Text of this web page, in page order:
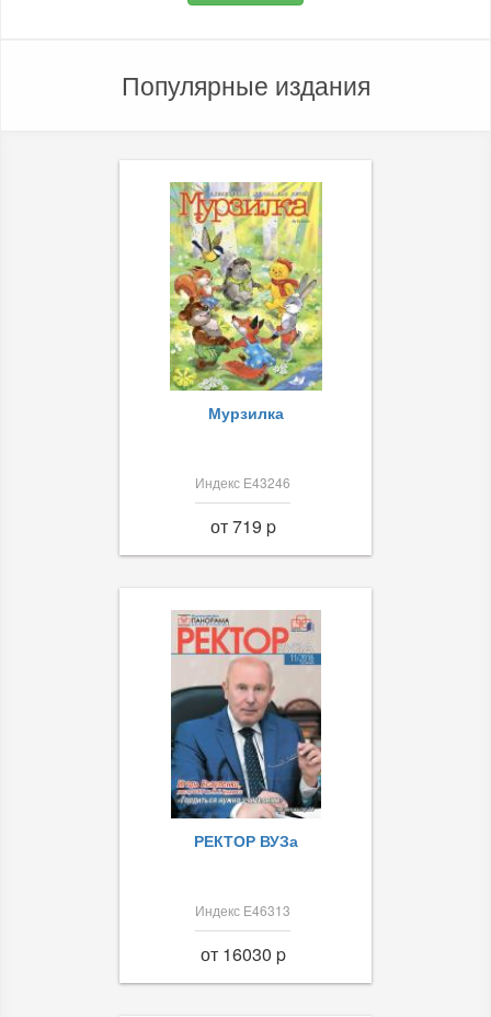
Популярные издания
Мурзилка
Индекс Е43246
от 719 p
РЕКТОР ВУЗа
Индекс Е46313
от 16030 p